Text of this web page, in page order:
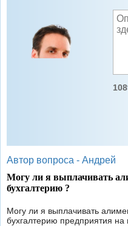
Автор вопроса - Андрей
Могу ли я выплачивать
бухгалтерию ?
Могу ли я выплачивать
бухгалтерию предприятия